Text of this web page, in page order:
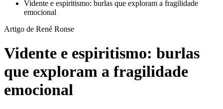
Vidente e espiritismo: burlas que exploram a fragilidade
emocional
Artigo de René Ronse
Vidente e espiritismo: burlas
que exploram a fragilidade
emocional